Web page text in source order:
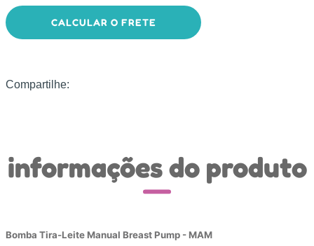
CALCULAR O FRETE
Compartilhe:
informações do produto
Bomba Tira-Leite Manual Breast Pump - MAM